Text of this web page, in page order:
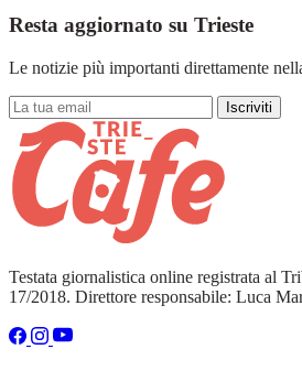
Resta aggiornato su Trieste
Le notizie più importanti direttamente
Iscriviti
Testata giornalistica online registrata al
17/2018. Direttore responsabile: Luca